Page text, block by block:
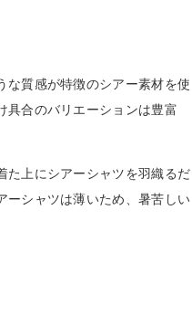
な質感が特徴のシアー素材を使
具合のバリエーションは豊富
た上にシアーシャツを羽織るだ
ーシャツは薄いため、暑苦しい